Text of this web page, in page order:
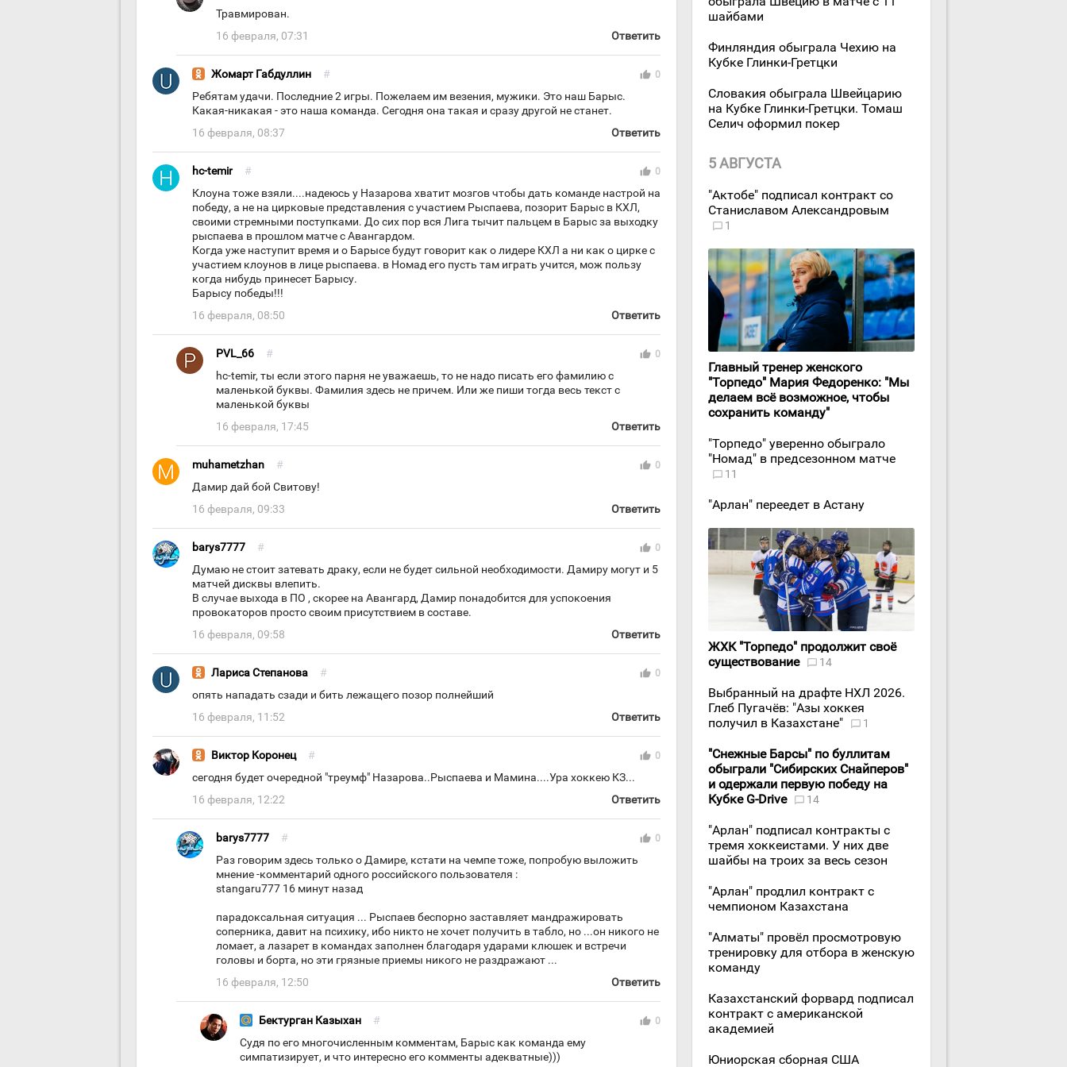
Травмирован.
16 февраля, 07:31
Ответить
Жомарт Габдуллин # thumb_up 0
Ребятам удачи. Последние 2 игры. Пожелаем им везения, мужики. Это наш Барыс.
Какая-никакая - это наша команда. Сегодня она такая и сразу другой не станет.
16 февраля, 08:37
Ответить
hc-temir # thumb_up 0
Клоуна тоже взяли....надеюсь у Назарова хватит мозгов чтобы дать команде настрой на
победу, а не на цирковые представления с участием Рыспаева, позорит Барыс в КХЛ,
своими стремными поступками. До сих пор вся Лига тычит пальцем в Барыс за выходку
рыспаева в прошлом матче с Авангардом.
Когда уже наступит время и о Барысе будут говорит как о лидере КХЛ а ни как о цирке с
участием клоунов в лице рыспаева. в Номад его пусть там играть учится, мож пользу
когда нибудь принесет Барысу.
Барысу победы!!!
16 февраля, 08:50
Ответить
PVL_66 # thumb_up 0
hc-temir, ты если этого парня не уважаешь, то не надо писать его фамилию с
маленькой буквы. Фамилия здесь не причем. Или же пиши тогда весь текст с
маленькой буквы
16 февраля, 17:45
Ответить
muhametzhan # thumb_up 0
Дамир дай бой Свитову!
16 февраля, 09:33
Ответить
barys7777 # thumb_up 0
Думаю не стоит затевать драку, если не будет сильной необходимости. Дамиру могут и 5
матчей дисквы влепить.
В случае выхода в ПО , скорее на Авангард, Дамир понадобится для успокоения
провокаторов просто своим присутствием в составе.
16 февраля, 09:58
Ответить
Лариса Степанова # thumb_up 0
опять нападать сзади и бить лежащего позор полнейший
16 февраля, 11:52
Ответить
Виктор Коронец # thumb_up 0
сегодня будет очередной "треумф" Назарова..Рыспаева и Мамина....Ура хоккею КЗ...
16 февраля, 12:22
Ответить
barys7777 # thumb_up 0
Раз говорим здесь только о Дамире, кстати на чемпе тоже, попробую выложить
мнение -комментарий одного российского пользователя :
stangaru777 16 минут назад
парадоксальная ситуация ... Рыспаев беспорно заставляет мандражировать
соперника, давит на психику, ибо никто не хочет получить в табло, но ...он никого не
ломает, а лазарет в командах заполнен благодаря ударами клюшек и встречи
головы и борта, но эти грязные приемы никого не раздражают ...
16 февраля, 12:50
Ответить
Бектурган Казыхан # thumb_up 0
Судя по его многочисленным комментам, Барыс как команда ему
симпатизирует, и что интересно его комменты адекватные)))
шайбами
Финляндия обыграла Чехию на
Кубке Глинки-Гретцки
Словакия обыграла Швейцарию
на Кубке Глинки-Гретцки. Томаш
Селич оформил покер
5 АВГУСТА
"Актобе" подписал контракт со
Станиславом Александровым
1
Главный тренер женского
"Торпедо" Мария Федоренко: "Мы
делаем всё возможное, чтобы
сохранить команду"
"Торпедо" уверенно обыграло
"Номад" в предсезонном матче
11
"Арлан" переедет в Астану
ЖХК "Торпедо" продолжит своё
существование
14
Выбранный на драфте НХЛ 2026.
Глеб Пугачёв: "Азы хоккея
получил в Казахстане"
1
"Снежные Барсы" по буллитам
обыграли "Сибирских Снайперов"
и одержали первую победу на
Кубке G-Drive
14
"Арлан" подписал контракты с
тремя хоккеистами. У них две
шайбы на троих за весь сезон
"Арлан" продлил контракт с
чемпионом Казахстана
"Алматы" провёл просмотровую
тренировку для отбора в женскую
команду
Казахстанский форвард подписал
контракт с американской
академией
Юниорская сборная США